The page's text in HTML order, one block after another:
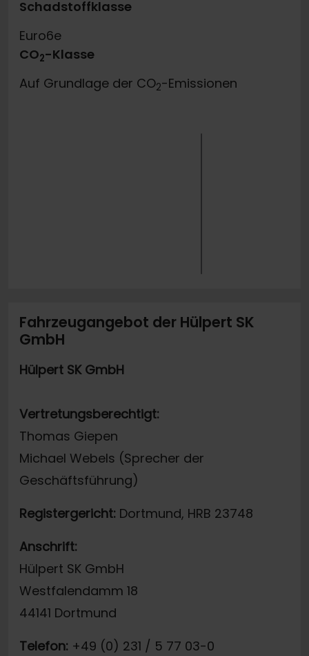
Schadstoffklasse
Euro6e
CO2-Klasse
Auf Grundlage der CO2-Emissionen
Fahrzeugangebot der Hülpert SK
GmbH
Hülpert SK GmbH
Vertretungsberechtigt:
Thomas Giepen
Michael Webels (Sprecher der
Geschäftsführung)
Registergericht: Dortmund, HRB 23748
Anschrift:
Hülpert SK GmbH
Westfalendamm 18
44141 Dortmund
Telefon: +49 (0) 231 / 5 77 03-0